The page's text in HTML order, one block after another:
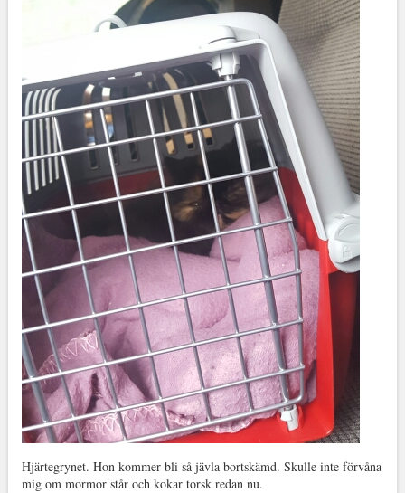
Hjärtegrynet. Hon kommer bli så jävla bortskämd. Skulle inte förvåna
mig om mormor står och kokar torsk redan nu.